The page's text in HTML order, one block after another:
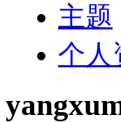
主题
个人